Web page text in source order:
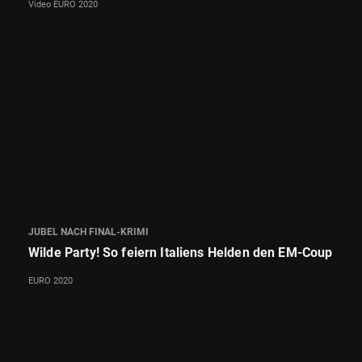
Video EURO 2020
JUBEL NACH FINAL-KRIMI
Wilde Party! So feiern Italiens Helden den EM-Coup
EURO 2020